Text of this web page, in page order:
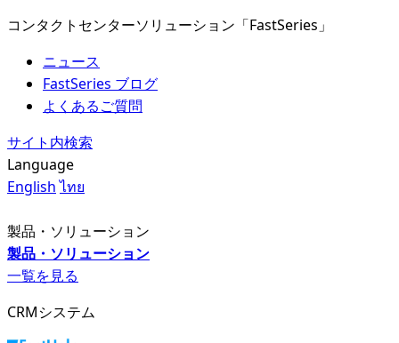
コンタクトセンターソリューション「FastSeries」
ニュース
FastSeries ブログ
よくあるご質問
サイト内検索
Language
English ไทย
製品・ソリューション
製品・ソリューション
一覧を見る
CRMシステム